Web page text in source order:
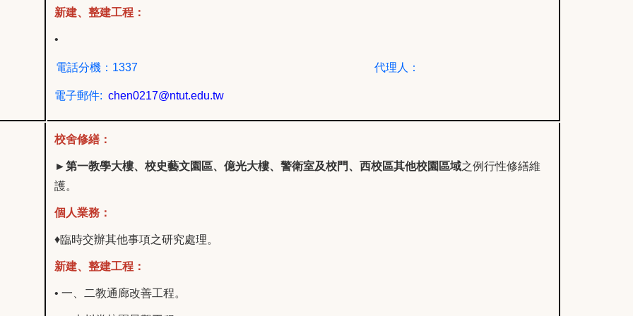
新建、整建工程：
•
電話分機：1337 代理人：
電子郵件: chen0217@ntut.edu.tw
校舍修繕：
►第一教學大樓、校史藝文園區、億光大樓、 警衛室及校門、 西校區其他校園區域之例行性修繕維
護。
個人業務：
♦臨時交辦其他事項之研究處理。
新建、整建工程：
• 一、二教通廊改善工程。